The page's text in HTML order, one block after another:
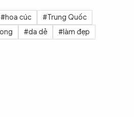
#hoa cúc
#Trung Quốc
#da dẻ
#làm đẹp